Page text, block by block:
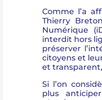
Comme l’a
Thierry
Numérique
interdit hors
préserver
citoyens et
et
Si l’on
plus